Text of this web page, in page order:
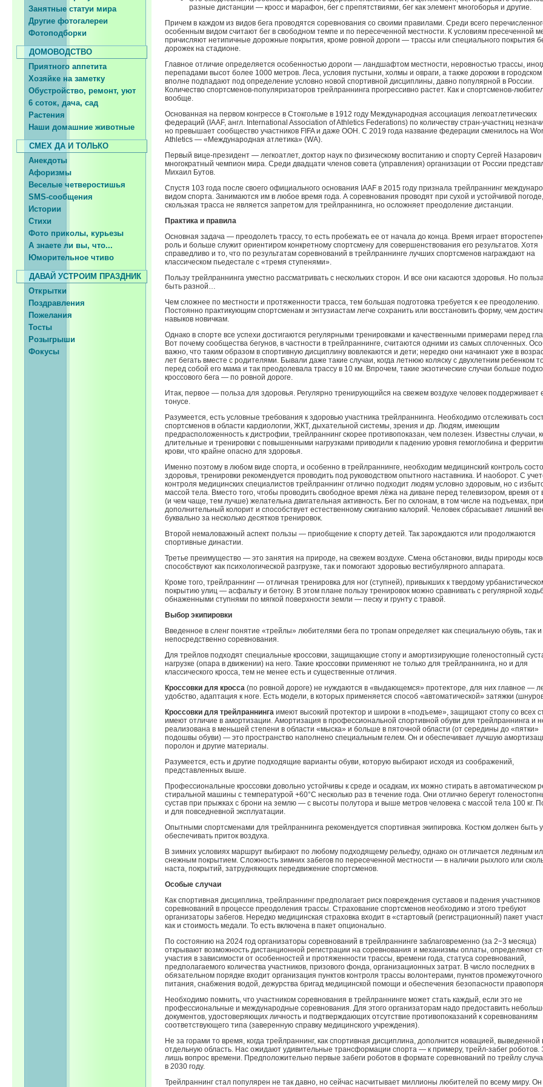
Занятные статуи мира
Другие фотогалереи
Фотоподборки
ДОМОВОДСТВО
Приятного аппетита
Хозяйке на заметку
Обустройство, ремонт, уют
6 соток, дача, сад
Растения
Наши домашние животные
СМЕХ ДА И ТОЛЬКО
Анекдоты
Афоризмы
Веселые четверостишья
SMS-сообщения
Истории
Стихи
Фото приколы, курьезы
А знаете ли вы, что...
Юморительное чтиво
ДАВАЙ УСТРОИМ ПРАЗДНИК
Открытки
Поздравления
Пожелания
Тосты
Розыгрыши
Фокусы
разные дистанции — кросс и марафон, бег с препятствиями, бег как элемент многоборья и другие.
Причем в каждом из видов бега проводятся соревнования со своими правилами. Среди всего
особенным видом считают бег в свободном темпе и по пересеченной местности. К условиям пресеченной
причисляют нетипичные дорожные покрытия, кроме ровной дороги — трассы или специального покрытия
дорожек на стадионе.
Главное отличие определяется особенностью дороги — ландшафтом местности, неровностью трассы,
перепадами высот более 1000 метров. Леса, условия пустыни, холмы и овраги, а также дорожки в городском
вполне подпадают под определение условно новой спортивной дисциплины, давно популярной в России.
Количество спортсменов-популяризаторов трейлраннинга прогрессивно растет. Как и спортсменов-
вообще.
Основанная на первом конгрессе в Стокгольме в 1912 году Международная ассоциация легкоатлетических
федераций (IAAF, англ. International Association of Athletics Federations) по количеству стран-участниц
но превышает сообщество участников FIFA и даже ООН. С 2019 года название федерации сменилось на
Athletics — «Международная атлетика» (WA).
Первый вице-президент — легкоатлет, доктор наук по физическому воспитанию и спорту Сергей Назарович
многократный чемпион мира. Среди двадцати членов совета (управления) организации от России
Михаил Бутов.
Спустя 103 года после своего официального основания IAAF в 2015 году признала трейлраннинг
видом спорта. Занимаются им в любое время года. А соревнования проводят при сухой и устойчивой погоде,
скользкая трасса не является запретом для трейлраннинга, но осложняет преодоление дистанции.
Практика и правила
Основная задача — преодолеть трассу, то есть пробежать ее от начала до конца. Время играет
роль и больше служит ориентиром конкретному спортсмену для совершенствования его результатов. Хотя
справедливо и то, что по результатам соревнований в трейлраннинге лучших спортсменов награждают на
классическом пьедестале с «тремя ступенями».
Пользу трейлраннинга уместно рассматривать с нескольких сторон. И все они касаются здоровья. Но
быть разной…
Чем сложнее по местности и протяженности трасса, тем большая подготовка требуется к ее преодолению.
Постоянно практикующим спортсменам и энтузиастам легче сохранить или восстановить форму, чем
навыков новичкам.
Однако в спорте все успехи достигаются регулярными тренировками и качественными примерами перед
Вот почему сообщества бегунов, в частности в трейлраннинге, считаются одними из самых сплоченных.
важно, что таким образом в спортивную дисциплину вовлекаются и дети; нередко они начинают уже в
лет бегать вместе с родителями. Бывали даже такие случаи, когда летнюю коляску с двухлетним ребенком
перед собой его мама и так преодолевала трассу в 10 км. Впрочем, такие экзотические случаи больше
кроссового бега — по ровной дороге.
Итак, первое — польза для здоровья. Регулярно тренирующийся на свежем воздухе человек поддерживает
тонусе.
Разумеется, есть условные требования к здоровью участника трейлраннинга. Необходимо отслеживать
спортсменов в области кардиологии, ЖКТ, дыхательной системы, зрения и др. Людям, имеющим
предрасположенность к дистрофии, трейлраннинг скорее противопоказан, чем полезен. Известны случаи,
длительные и тренировки с повышенными нагрузками приводили к падению уровня гемоглобина и
крови, что крайне опасно для здоровья.
Именно поэтому в любом виде спорта, и особенно в трейлраннинге, необходим медицинский контроль
здоровья, тренировки рекомендуется проводить под руководством опытного наставника. И наоборот. С
контроля медицинских специалистов трейлраннинг отлично подходит людям условно здоровым, но с
массой тела. Вместо того, чтобы проводить свободное время лёжа на диване перед телевизором, время от
(и чем чаще, тем лучше) желательна двигательная активность. Бег по склонам, в том числе на подъемах,
дополнительный колорит и способствует естественному сжиганию калорий. Человек сбрасывает лишний
буквально за несколько десятков тренировок.
Второй немаловажный аспект пользы — приобщение к спорту детей. Так зарождаются или продолжаются
спортивные династии.
Третье преимущество — это занятия на природе, на свежем воздухе. Смена обстановки, виды природы
способствуют как психологической разгрузке, так и помогают здоровью вестибулярного аппарата.
Кроме того, трейлраннинг — отличная тренировка для ног (ступней), привыкших к твердому
покрытию улиц — асфальту и бетону. В этом плане пользу тренировок можно сравнивать с регулярной
обнаженными ступнями по мягкой поверхности земли — песку и грунту с травой.
Выбор экипировки
Введенное в сленг понятие «трейлы» любителями бега по тропам определяет как специальную обувь, так и
непосредственно соревнования.
Для трейлов подходят специальные кроссовки, защищающие стопу и амортизирующие голеностопный
нагрузке (опара в движении) на него. Такие кроссовки применяют не только для трейлраннинга, но и для
классического кросса, тем не менее есть и существенные отличия.
Кроссовки для кросса (по ровной дороге) не нуждаются в «выдающемся» протекторе, для них главное —
удобство, адаптация к ноге. Есть модели, в которых применяется способ «автоматической» затяжки
Кроссовки для трейлраннинга имеют высокий протектор и широки в «подъеме», защищают стопу со всех
имеют отличие в амортизации. Амортизация в профессиональной спортивной обуви для трейлраннинга и
реализована в меньшей степени в области «мыска» и больше в пяточной области (от середины до «пятки»
подошвы обуви) — это пространство наполнено специальным гелем. Он и обеспечивает лучшую
поролон и другие материалы.
Разумеется, есть и другие подходящие варианты обуви, которую выбирают исходя из соображений,
представленных выше.
Профессиональные кроссовки довольно устойчивы к среде и осадкам, их можно стирать в автоматическом
стиральной машины с температурой +60°С несколько раз в течение года. Они отлично берегут
сустав при прыжках с брони на землю — с высоты полутора и выше метров человека с массой тела 100 кг.
и для повседневной эксплуатации.
Опытными спортсменами для трейлраннинга рекомендуется спортивная экипировка. Костюм должен быть
обеспечивать приток воздуха.
В зимних условиях маршрут выбирают по любому подходящему рельефу, однако он отличается ледяным
снежным покрытием. Сложность зимних забегов по пересеченной местности — в наличии рыхлого или
наста, покрытий, затрудняющих передвижение спортсменов.
Особые случаи
Как спортивная дисциплина, трейлраннинг предполагает риск повреждения суставов и падения участников
соревнований в процессе преодоления трассы. Страхование спортсменов необходимо и этого требуют
организаторы забегов. Нередко медицинская страховка входит в «стартовый (регистрационный) пакет
как и стоимость медали. То есть включена в пакет опционально.
По состоянию на 2024 год организаторы соревнований в трейлраннинге заблаговременно (за 2−3 месяца)
открывают возможность дистанционной регистрации на соревнования и механизмы оплаты, определяют
участия в зависимости от особенностей и протяженности трассы, времени года, статуса соревнований,
предполагаемого количества участников, призового фонда, организационных затрат. В число последних в
обязательном порядке входит организация пунктов контроля трассы волонтерами, пунктов промежуточного
питания, снабжения водой, дежурства бригад медицинской помощи и обеспечения безопасности
Необходимо помнить, что участником соревнования в трейлраннинге может стать каждый, если это не
профессиональные и международные соревнования. Для этого организаторам надо предоставить
документов, удостоверяющих личность и подтверждающих отсутствие противопоказаний к соревнованиям
соответствующего типа (заверенную справку медицинского учреждения).
Не за горами то время, когда трейлраннинг, как спортивная дисциплина, дополнится новацией, выведенной
отдельную область. Нас ожидают удивительные трансформации спорта — к примеру, трейл-забег роботов.
лишь вопрос времени. Предположительно первые забеги роботов в формате соревнований по трейлу
в 2030 году.
Трейлраннинг стал популярен не так давно, но сейчас насчитывает миллионы любителей по всему миру.